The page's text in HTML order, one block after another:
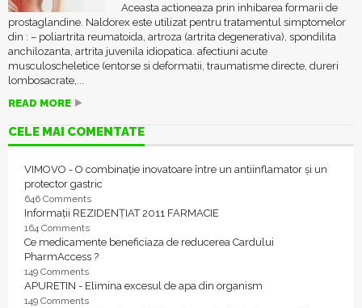
Aceasta actioneaza prin inhibarea formarii de
prostaglandine. Naldorex este utilizat pentru tratamentul simptomelor
din : – poliartrita reumatoida, artroza (artrita degenerativa), spondilita
anchilozanta, artrita juvenila idiopatica. afectiuni acute
musculoscheletice (entorse si deformatii, traumatisme directe, dureri
lombosacrate,...
READ MORE
CELE MAI COMENTATE
VIMOVO - O combinație inovatoare între un antiinflamator și un
protector gastric
646 Comments
Informații REZIDENȚIAT 2011 FARMACIE
164 Comments
Ce medicamente beneficiaza de reducerea Cardului
PharmAccess ?
149 Comments
APURETIN - Elimina excesul de apa din organism
149 Comments